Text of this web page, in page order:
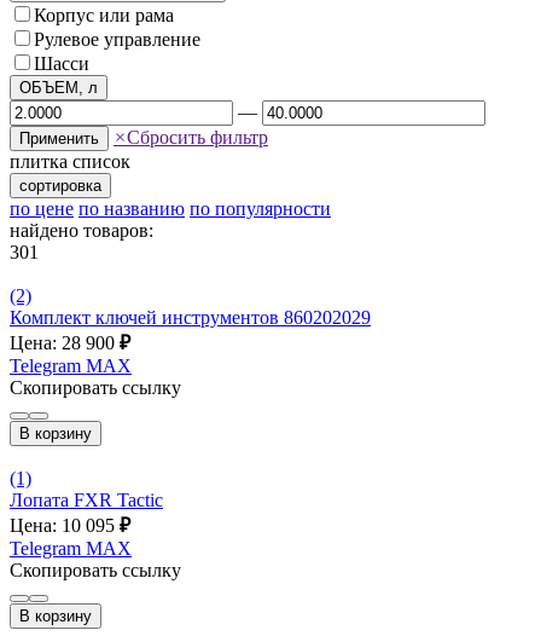
Корпус или рама
Рулевое управление
Шасси
ОБЪЕМ, л
—
Применить ×Сбросить фильтр
плитка список
сортировка
по цене по названию по популярности
найдено товаров:
301
(2)
Комплект ключей инструментов 860202029
Цена: 28 900 ₽
Telegram MAX
Скопировать ссылку
В корзину
(1)
Лопата FXR Tactic
Цена: 10 095 ₽
Telegram MAX
Скопировать ссылку
В корзину